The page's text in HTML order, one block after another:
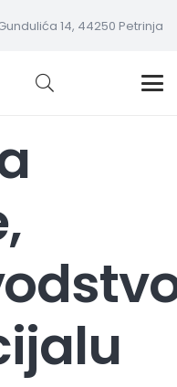
14, 44250 Petrinja